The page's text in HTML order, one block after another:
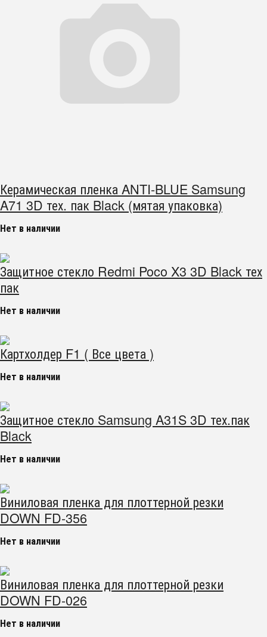
Керамическая пленка ANTI-BLUE Samsung
A71 3D тех. пак Black (мятая упаковка)
Нет в наличии
Защитное стекло Redmi Poco X3 3D Black тех
пак
Нет в наличии
Картхолдер F1 ( Все цвета )
Нет в наличии
Защитное стекло Samsung A31S 3D тех.пак
Black
Нет в наличии
Виниловая пленка для плоттерной резки
DOWN FD-356
Нет в наличии
Виниловая пленка для плоттерной резки
DOWN FD-026
Нет в наличии